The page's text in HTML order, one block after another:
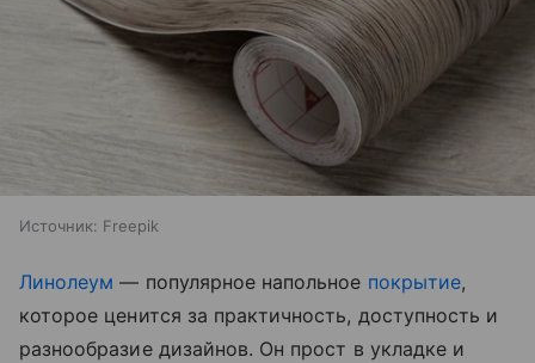
Источник: Freepik
Линолеум — популярное напольное покрытие,
которое ценится за практичность, доступность и
разнообразие дизайнов. Он прост в укладке и